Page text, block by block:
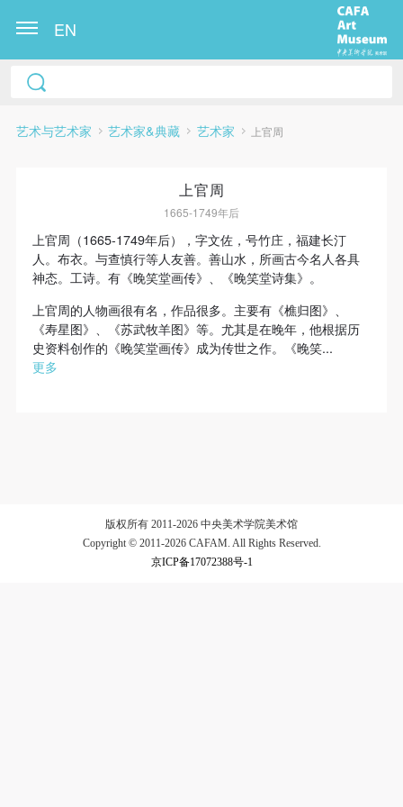
EN
艺术与艺术家 艺术家&典藏 艺术家 上官周
上官周
1665-1749年后
上官周（1665-1749年后），字文佐，号竹庄，福建长汀
人。布衣。与查慎行等人友善。善山水，所画古今名人各具
神态。工诗。有《晚笑堂画传》、《晚笑堂诗集》。
上官周的人物画很有名，作品很多。主要有《樵归图》、
《寿星图》、《苏武牧羊图》等。尤其是在晚年，他根据历
史资料创作的《晚笑堂画传》成为传世之作。《晚笑...
更多
版权所有 2011-2026 中央美术学院美术馆
Copyright © 2011-2026 CAFAM. All Rights Reserved.
京ICP备17072388号-1
快捷登录 帐号密码登录
手机号码
发送验证码
可使用雅昌艺术网会员账户登录